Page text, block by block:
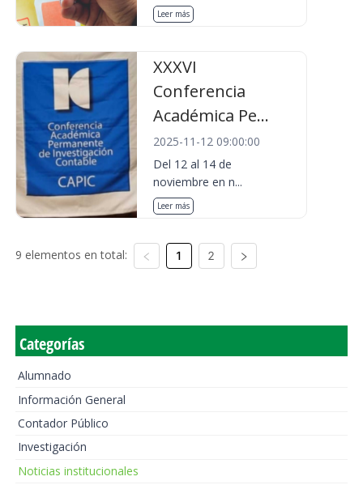
Leer más
XXXVI
Conferencia
Académica Pe...
2025-11-12 09:00:00
Del 12 al 14 de
noviembre en n...
Leer más
9 elementos en total: 1 2
Categorías
Alumnado
Información General
Contador Público
Investigación
Noticias institucionales